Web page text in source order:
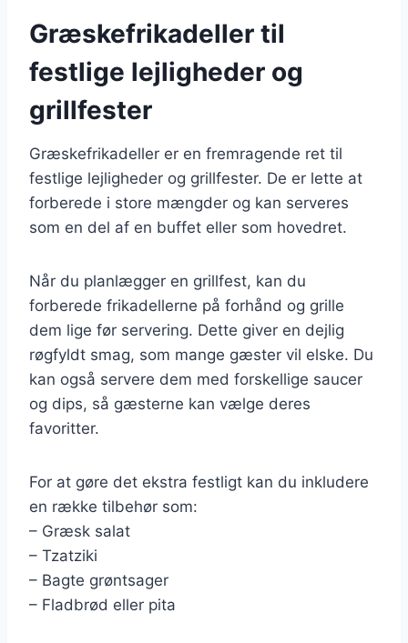
Græskefrikadeller til
festlige lejligheder og
grillfester
Græskefrikadeller er en fremragende ret til
festlige lejligheder og grillfester. De er lette at
forberede i store mængder og kan serveres
som en del af en buffet eller som hovedret.
Når du planlægger en grillfest, kan du
forberede frikadellerne på forhånd og grille
dem lige før servering. Dette giver en dejlig
røgfyldt smag, som mange gæster vil elske. Du
kan også servere dem med forskellige saucer
og dips, så gæsterne kan vælge deres
favoritter.
For at gøre det ekstra festligt kan du inkludere
en række tilbehør som:
– Græsk salat
– Tzatziki
– Bagte grøntsager
– Fladbrød eller pita